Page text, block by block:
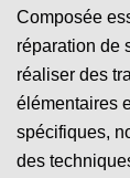
Composée
réparation de
réaliser des
élémentaires
spécifiques,
des